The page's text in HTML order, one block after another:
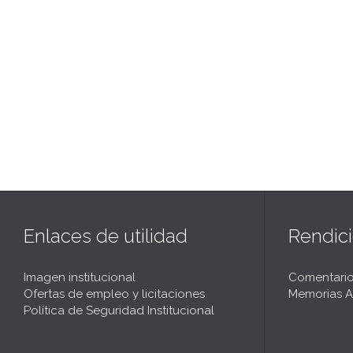
Enlaces de utilidad
Imagen institucional
Ofertas de empleo y licitaciones
Política de Seguridad Institucional
Memorias